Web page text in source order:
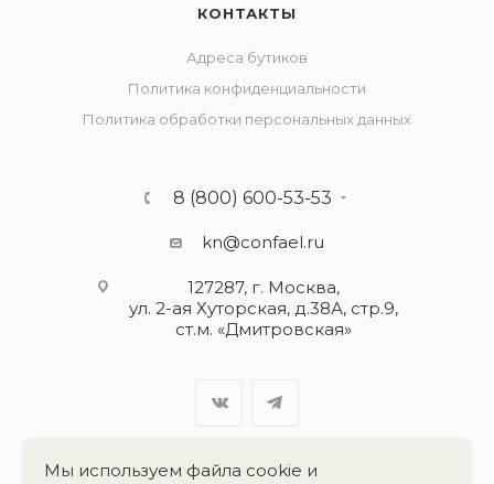
КОНТАКТЫ
Адреса бутиков
Политика конфиденциальности
Политика обработки персональных данных
8 (800) 600-53-53
kn@confael.ru
127287, г. Москва,
ул. 2-ая Хуторская, д.38А, стр.9,
ст.м. «Дмитровская»
Мы используем файла cookie и